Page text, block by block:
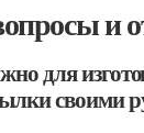
и
для
своими